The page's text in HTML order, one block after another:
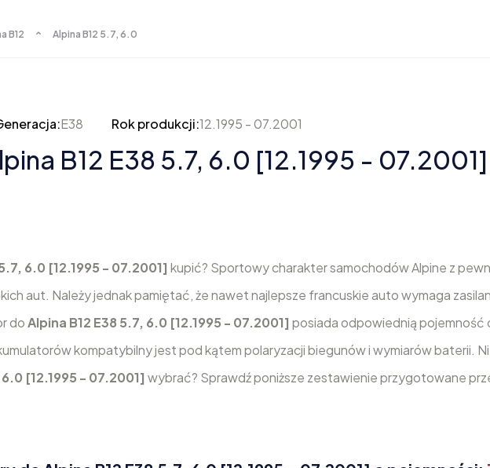
B12 Alpina B12 5.7, 6.0
E38 Rok produkcji:12.1995 - 07.2001
B12 E38 5.7, 6.0 [12.1995 - 07.2001]
6.0 [12.1995 - 07.2001] kupić? Sportowy charakter samochodów Alpine z
aut. Należy jednak pamiętać, że nawet najlepsze francuskie auto wymaga
doAlpina B12 E38 5.7, 6.0 [12.1995 - 07.2001] posiada odpowiednią pojemność
kompatybilny jest pod kątem polaryzacji biegunów i wymiarów baterii.
[12.1995 - 07.2001] wybrać? Sprawdź poniższe zestawienie przygotowane